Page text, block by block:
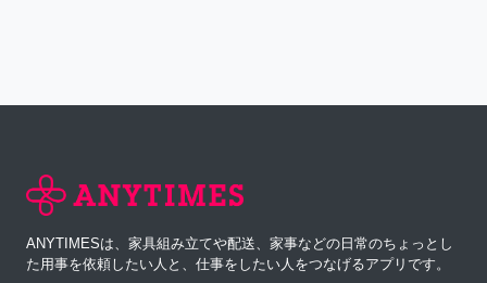
ANYTIMESは、家具組み立てや配送、家事などの日常のちょっとし
た用事を依頼したい人と、仕事をしたい人をつなげるアプリです。